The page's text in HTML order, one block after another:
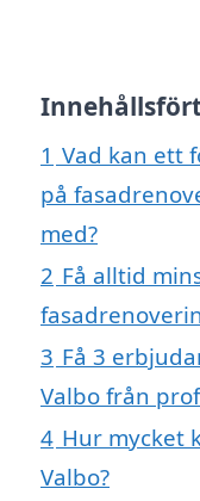
1 Vad kan ett
på
med?
2 Få alltid
3 Få 3
Valbo från
4 Hur mycket
Valbo?